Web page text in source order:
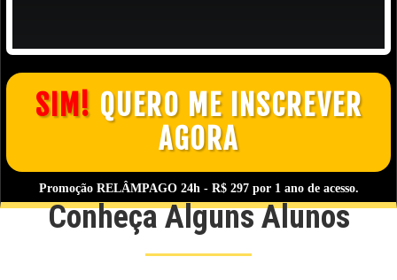
SIM! QUERO ME INSCREVER
AGORA
Promoção RELÂMPAGO 24h - R$ 297 por 1 ano de acesso.
Conheça Alguns Alunos